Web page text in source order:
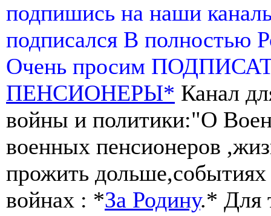
подпишись на наши
подписался В полностью
Очень просим
ПЕНСИОНЕРЫ* Канал
войны и политики:"О
военных пенсионеров
прожить
войнах : *За Родину.* Для